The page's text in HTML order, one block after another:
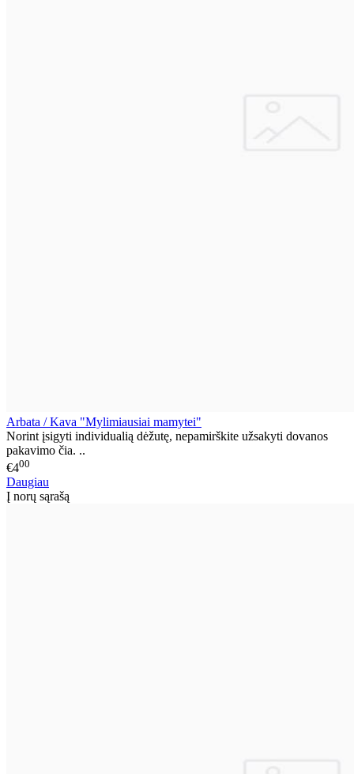
Arbata / Kava "Mylimiausiai mamytei"
Norint įsigyti individualią dėžutę, nepamirškite užsakyti dovanos
pakavimo čia. ..
€400
Daugiau
Į norų sąrašą